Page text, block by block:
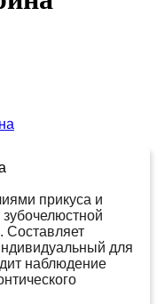
прикуса и
Составляет
для
наблюдение